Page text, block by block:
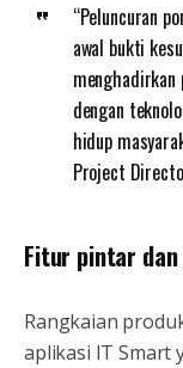
“Peluncuran
awal bukti
menghadirkan
dengan
hidup
Project
Fitur pintar
Rangkaian
aplikasi IT Smart